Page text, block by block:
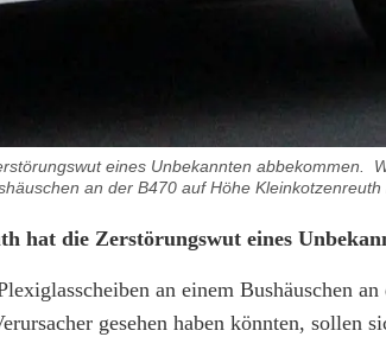
eines Unbekannten abbekommen.
an der B470 auf Höhe
hat die Zerstörungswut eines
an einem Bushäuschen
gesehen haben könnten, sollen